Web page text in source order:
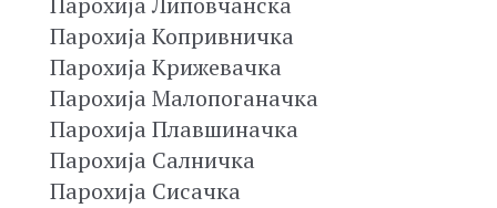
Парохија Копривничка
Парохија Крижевачка
Парохија Малопоганачка
Парохија Плавшиначка
Парохија Салничка
Парохија Сисачка